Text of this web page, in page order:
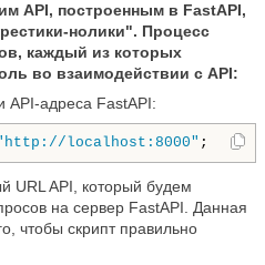
API, построенным в FastAPI,
нолики". Процесс
каждый из которых
во взаимодействии с API:
API-адреса FastAPI:
localhost:8000"
URL API, который будем
на сервер FastAPI. Данная
чтобы скрипт правильно